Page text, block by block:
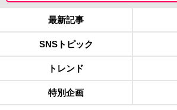
最新記事
SNSトピック
トレンド
特別企画